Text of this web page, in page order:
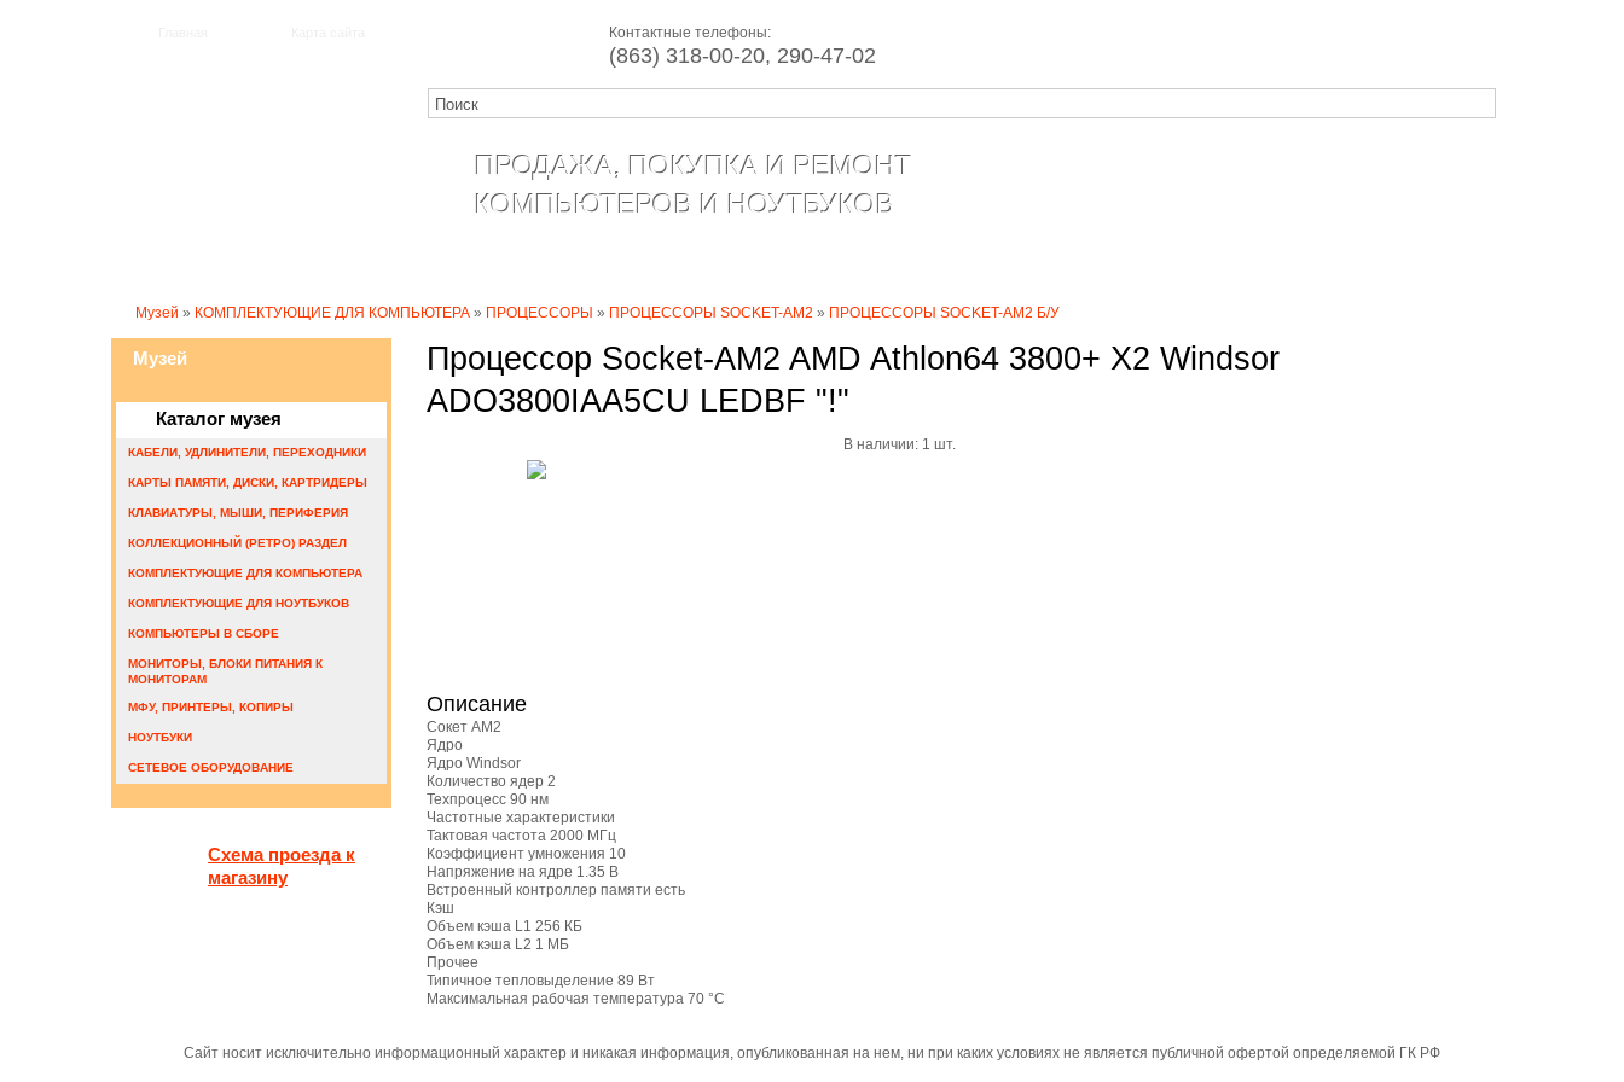
Контактные телефоны:
(863) 318-00-20, 290-47-02
ПРОДАЖА, ПОКУПКА И РЕМОНТ
КОМПЬЮТЕРОВ И НОУТБУКОВ
Музей » КОМПЛЕКТУЮЩИЕ ДЛЯ КОМПЬЮТЕРА » ПРОЦЕССОРЫ » ПРОЦЕССОРЫ SOCKET-AM2 » ПРОЦЕССОРЫ SOCKET-AM2 Б/У
Музей
Каталог музея
КАБЕЛИ, УДЛИНИТЕЛИ, ПЕРЕХОДНИКИ
КАРТЫ ПАМЯТИ, ДИСКИ, КАРТРИДЕРЫ
КЛАВИАТУРЫ, МЫШИ, ПЕРИФЕРИЯ
КОЛЛЕКЦИОННЫЙ (РЕТРО) РАЗДЕЛ
КОМПЛЕКТУЮЩИЕ ДЛЯ КОМПЬЮТЕРА
КОМПЛЕКТУЮЩИЕ ДЛЯ НОУТБУКОВ
КОМПЬЮТЕРЫ В СБОРЕ
МОНИТОРЫ, БЛОКИ ПИТАНИЯ К
МОНИТОРАМ
МФУ, ПРИНТЕРЫ, КОПИРЫ
НОУТБУКИ
СЕТЕВОЕ ОБОРУДОВАНИЕ
Схема проезда к
магазину
Процессор Socket-AM2 AMD Athlon64 3800+ X2 Windsor
ADO3800IAA5CU LEDBF "!"
В наличии: 1 шт.
Описание
Сокет AM2
Ядро
Ядро Windsor
Количество ядер 2
Техпроцесс 90 нм
Частотные характеристики
Тактовая частота 2000 МГц
Коэффициент умножения 10
Напряжение на ядре 1.35 B
Встроенный контроллер памяти есть
Кэш
Объем кэша L1 256 КБ
Объем кэша L2 1 МБ
Прочее
Типичное тепловыделение 89 Вт
Максимальная рабочая температура 70 °C
Сайт носит исключительно информационный характер и никакая информация, опубликованная на нем, ни при каких условиях не является публичной офертой определяемой ГК РФ